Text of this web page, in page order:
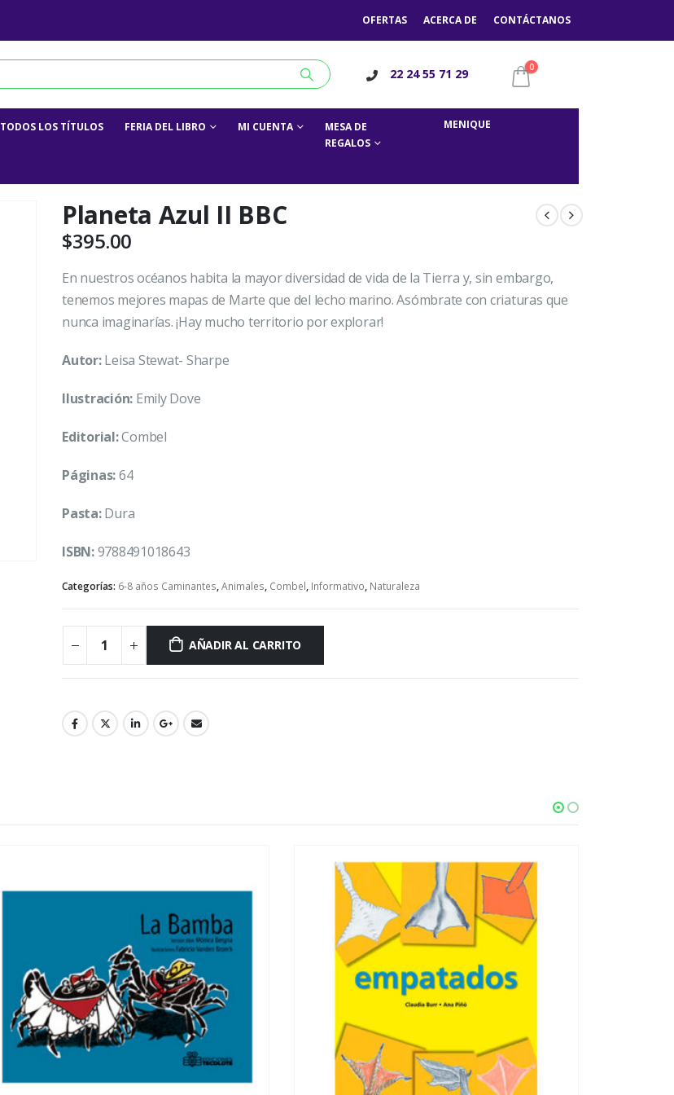
OFERTAS ACERCA DE CONTÁCTANOS
22 24 55 71 29 0
TODOS LOS TÍTULOS FERIA DEL LIBRO MI CUENTA
MESA DE
REGALOS
MENIQUE
Planeta Azul II BBC
$395.00
En nuestros océanos habita la mayor diversidad de vida de la Tierra y, sin embargo,
tenemos mejores mapas de Marte que del lecho marino. Asómbrate con criaturas que
nunca imaginarías. ¡Hay mucho territorio por explorar!
Autor:Leisa Stewat- Sharpe
Ilustración: Emily Dove
Editorial:Combel
Páginas:64
Pasta:Dura
ISBN:9788491018643
Categorías: 6-8 años Caminantes,Animales, Combel, Informativo, Naturaleza
AÑADIR AL CARRITO